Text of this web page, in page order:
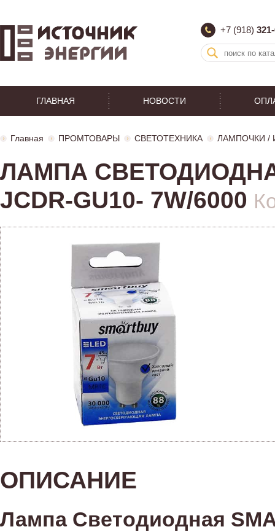
+7 (918)
ГЛАВНАЯ НОВОСТИ
Главная ПРОМТОВАРЫ СВЕТОТЕХНИКА ЛАМПОЧКИ /
ЛАМПА СВЕТОДИОДНАЯ
JCDR-GU10- 7W/6000
ОПИСАНИЕ
Лампа Светодиодная